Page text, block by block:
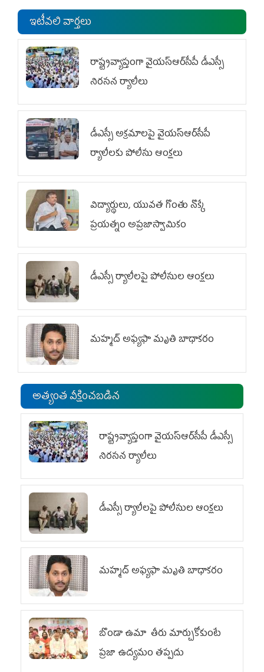
ఇటీవలి వార్తలు
రాష్ట్రవ్యాప్తంగా వైయ‌స్ఆర్‌సీపీ డీఎస్సీ
నిరసన ర్యాలీలు
డీఎస్సీ అక్రమాలపై వైయ‌స్ఆర్‌సీపీ
ర్యాలీలకు పోలీసు ఆంక్షలు
విద్యార్థులు, యువత గొంతు నొక్కే
ప్రయత్నం అప్రజాస్వామికం
డీఎస్సీ ర్యాలీలపై పోలీసుల ఆంక్షలు
మహ్మద్‌ అఫ్యఫా మృతి బాధాకరం
అత్యంత వీక్షించబడిన
రాష్ట్రవ్యాప్తంగా వైయ‌స్ఆర్‌సీపీ డీఎస్సీ
నిరసన ర్యాలీలు
డీఎస్సీ ర్యాలీలపై పోలీసుల ఆంక్షలు
మహ్మద్‌ అఫ్యఫా మృతి బాధాకరం
బొండా ఉమా తీరు మార్చుకోకుంటే
ప్రజా ఉద్యమం తప్పదు